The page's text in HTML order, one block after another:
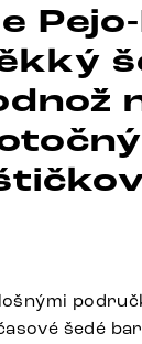
šedé